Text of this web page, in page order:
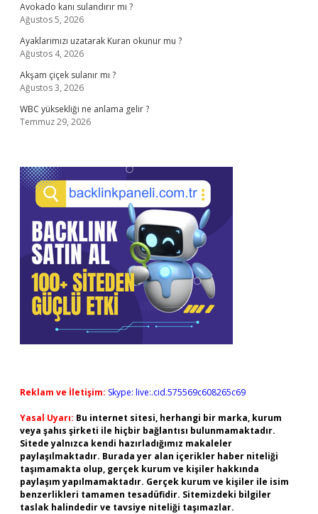
Avokado kanı sulandırır mı ?
Ağustos 5, 2026
Ayaklarımızı uzatarak Kuran okunur mu ?
Ağustos 4, 2026
Akşam çiçek sulanır mı ?
Ağustos 3, 2026
WBC yüksekliği ne anlama gelir ?
Temmuz 29, 2026
Reklam ve İletişim: Skype: live:.cid.575569c608265c69
Yasal Uyarı: Bu internet sitesi, herhangi bir marka, kurum
veya şahıs şirketi ile hiçbir bağlantısı bulunmamaktadır.
Sitede yalnızca kendi hazırladığımız makaleler
paylaşılmaktadır. Burada yer alan içerikler haber niteliği
taşımamakta olup, gerçek kurum ve kişiler hakkında
paylaşım yapılmamaktadır. Gerçek kurum ve kişiler ile isim
benzerlikleri tamamen tesadüfidir. Sitemizdeki bilgiler
taslak halindedir ve tavsiye niteliği taşımazlar.